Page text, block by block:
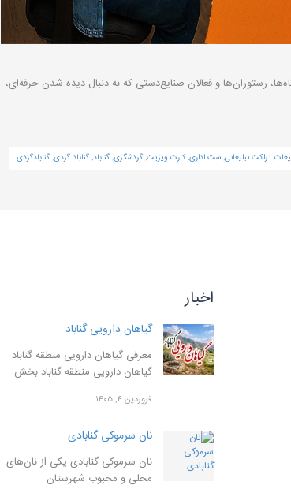
رستوران‌ها و فعالان صنایع‌دستی که به دنبال دیده شدن حرفه‌ای،
,تراکت تبلیغاتی, ست اداری,کارت ویزیت, گردشگری, گناباد, گناباد گردی, گنابادگردی
اخبار
گیاهان دارویی گناباد
معرفی گیاهان دارویی منطقه گناباد
گیاهان دارویی منطقه گناباد بخش
فروردین ۴, ۱۴۰۵
نان سرموکی گنابادی
نان سرموکی گنابادی یکی از نان‌های
محلی و محبوب شهرستان